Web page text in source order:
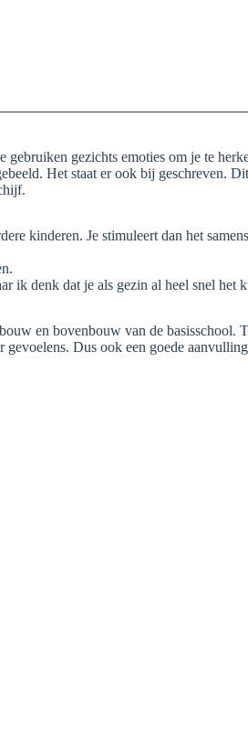
gezichts emoties om je te
Het staat er ook bij geschreven.
kinderen. Je stimuleert dan het
ik denk dat je als gezin al heel snel het
en bovenbouw van de basisschool.
Dus ook een goede